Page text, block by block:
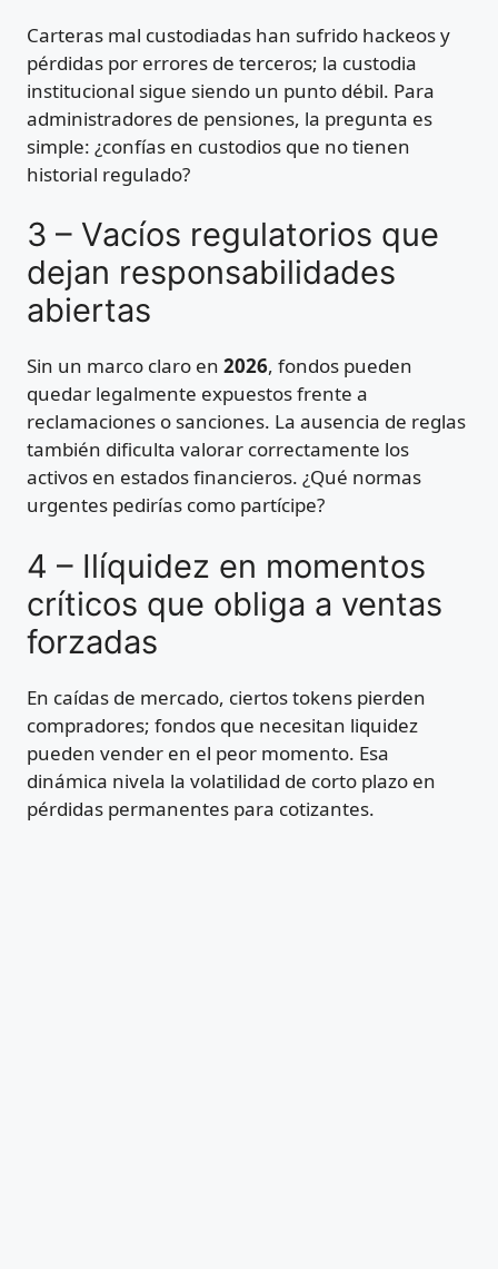
Carteras mal custodiadas han sufrido hackeos y
pérdidas por errores de terceros; la custodia
institucional sigue siendo un punto débil. Para
administradores de pensiones, la pregunta es
simple: ¿confías en custodios que no tienen
historial regulado?
3 – Vacíos regulatorios que
dejan responsabilidades
abiertas
Sin un marco claro en 2026, fondos pueden
quedar legalmente expuestos frente a
reclamaciones o sanciones. La ausencia de reglas
también dificulta valorar correctamente los
activos en estados financieros. ¿Qué normas
urgentes pedirías como partícipe?
4 – Ilíquidez en momentos
críticos que obliga a ventas
forzadas
En caídas de mercado, ciertos tokens pierden
compradores; fondos que necesitan liquidez
pueden vender en el peor momento. Esa
dinámica nivela la volatilidad de corto plazo en
pérdidas permanentes para cotizantes.